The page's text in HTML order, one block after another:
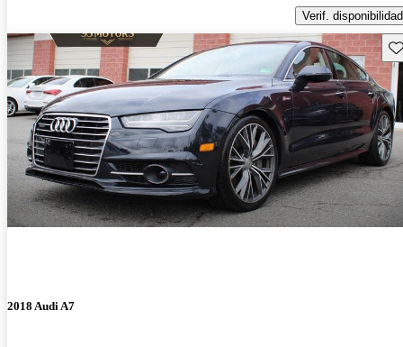
Verif. disponibilidad
2018 Audi A7